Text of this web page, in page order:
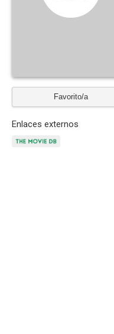
Favorito/a
Enlaces externos